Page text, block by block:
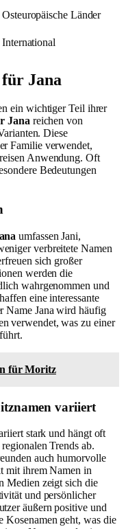
Osteuropäische Länder
International
Jana
ein wichtiger Teil ihrer
Janareichen von
Diese
Familie verwendet,
Anwendung. Oft
Bedeutungen
umfassen Jani,
verbreitete Namen
sich großer
werden die
wahrgenommen und
eine interessante
Name Jana wird häufig
verwendet, was zu einer
für Moritz
variiert
stark und hängt oft
Trends ab.
auch humorvolle
mit ihrem Namen in
Medien zeigt sich die
und persönlicher
äußern positive und
Kosenamen geht, was die